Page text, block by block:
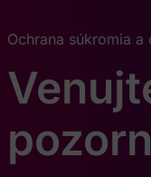
Ochrana súkromia